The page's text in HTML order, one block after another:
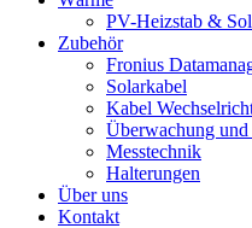
PV-Heizstab &
Zubehör
Fronius
Solarkabel
Kabel
Überwachung
Messtechnik
Halterungen
Über uns
Kontakt